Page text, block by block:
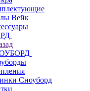
Вейк
Сноуборд